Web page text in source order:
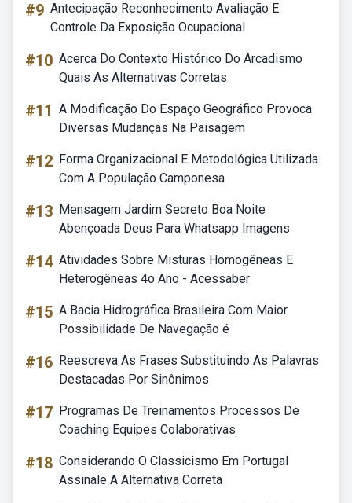
#9 Antecipação Reconhecimento Avaliação E
Controle Da Exposição Ocupacional
#10 Acerca Do Contexto Histórico Do Arcadismo
Quais As Alternativas Corretas
#11 A Modificação Do Espaço Geográfico Provoca
Diversas Mudanças Na Paisagem
#12 Forma Organizacional E Metodológica Utilizada
Com A População Camponesa
#13 Mensagem Jardim Secreto Boa Noite
Abençoada Deus Para Whatsapp Imagens
#14 Atividades Sobre Misturas Homogêneas E
Heterogêneas 4o Ano - Acessaber
#15 A Bacia Hidrográfica Brasileira Com Maior
Possibilidade De Navegação é
#16 Reescreva As Frases Substituindo As Palavras
Destacadas Por Sinônimos
#17 Programas De Treinamentos Processos De
Coaching Equipes Colaborativas
#18 Considerando O Classicismo Em Portugal
Assinale A Alternativa Correta